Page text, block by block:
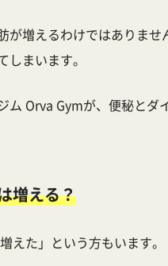
が増えるわけではありま
まいます。
ム Orva Gymが、便秘とダ
増える？
えた」という方もいます。